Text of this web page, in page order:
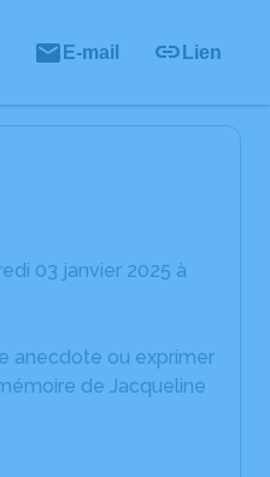
E-mail Lien
03 janvier 2025 à
anecdote ou exprimer
de Jacqueline